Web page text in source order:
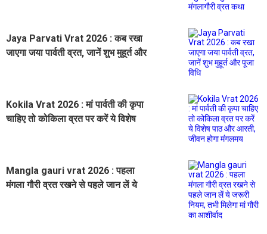
Jaya Parvati Vrat 2026 : कब रखा
जाएगा जया पार्वती व्रत, जानें शुभ मुहूर्त और
Kokila Vrat 2026 : मां पार्वती की कृपा
चाहिए तो कोकिला व्रत पर करें ये विशेष
Mangla gauri vrat 2026 : पहला
मंगला गौरी व्रत रखने से पहले जान लें ये